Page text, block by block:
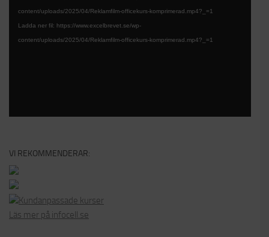
content/uploads/2025/04/Reklamfilm-officekurs-komprimerad.mp4?_=1
Ladda ner fil: https://www.excelbrevet.se/wp-
content/uploads/2025/04/Reklamfilm-officekurs-komprimerad.mp4?_=1
VI REKOMMENDERAR:
Kundanpassade kurser
Läs mer på infocell.se